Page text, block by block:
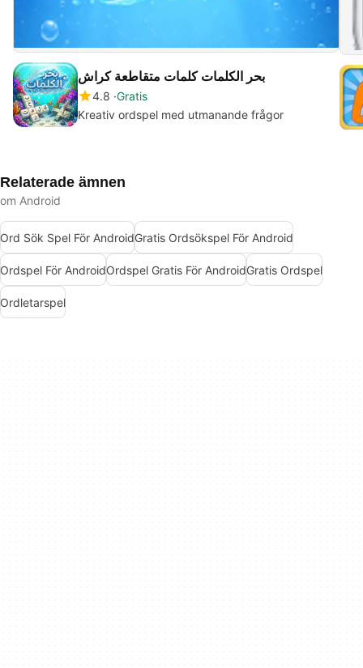
بحر الكلمات كلمات متقاطعة كراش
4.8 Gratis
Kreativ ordspel med utmanande frågor
Relaterade ämnen
om Android
Ord Sök Spel För AndroidGratis Ordsökspel För Android
Ordspel För AndroidOrdspel Gratis För AndroidGratis Ordspel
Ordletarspel